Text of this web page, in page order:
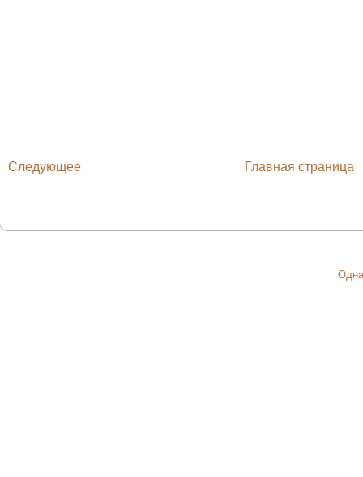
Следующее Главная страница